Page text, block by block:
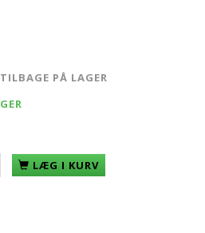
PÅ LAGER
LÆG I KURV